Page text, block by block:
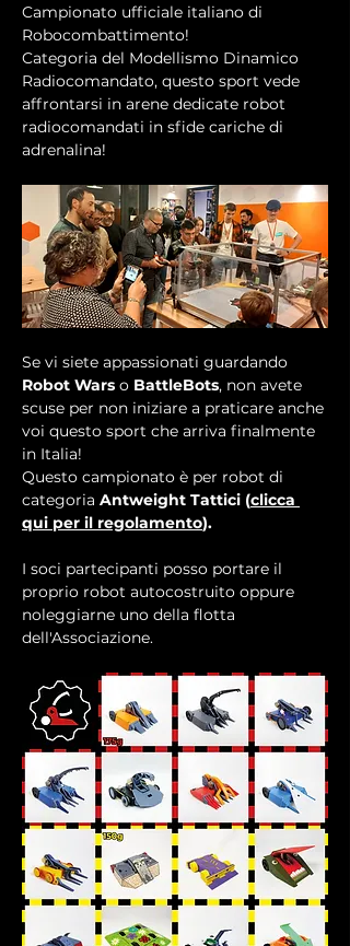
Campionato ufficiale italiano di
Robocombattimento!
Categoria del Modellismo Dinamico
Radiocomandato, questo sport vede
affrontarsi in arene dedicate robot
radiocomandati in sfide cariche di
adrenalina!
Se vi siete appassionati guardando
Robot Wars o BattleBots, non avete
scuse per non iniziare a praticare anche
voi questo sport che arriva finalmente
in Italia!
Questo campionato è per robot di
categoria Antweight Tattici (clicca
qui per il regolamento).
I soci partecipanti posso portare il
proprio robot autocostruito oppure
noleggiarne uno della flotta
dell'Associazione.